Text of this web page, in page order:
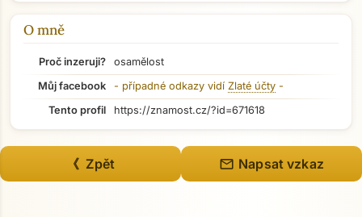
Přejít na hlavní obsah
O mně
Proč inzeruji?
osamělost
Můj facebook
- případné odkazy vidí Zlaté účty -
Tento profil
https://znamost.cz/?id=671618
《 Zpět mail Napsat vzkaz